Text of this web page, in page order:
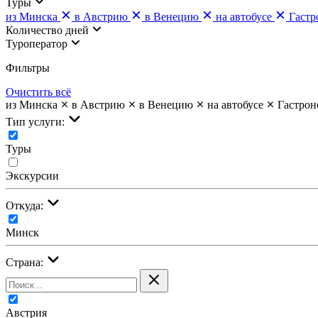
из Минска
в Австрию в Венецию на автобусе
Количество дней
Туроператор
Фильтры
Очистить всё
из Минска
в Австрию в Венецию на автобусе
Тип услуги:
Туры
Экскурсии
Откуда:
Минск
Страна:
Австрия